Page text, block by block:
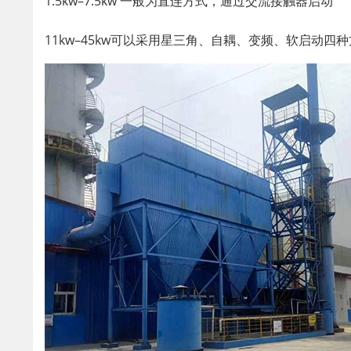
11kw–45kw可以采用星三角、自耦、变频、软启动四